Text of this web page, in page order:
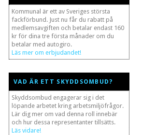
Kommunal är ett av Sveriges största
fackförbund. Just nu får du rabatt på
medlemsavgiften och betalar endast 160
kr för dina tre första månader om du
betalar med autogiro.
Läs mer om erbjudandet!
VAD ÄR ETT SKYDDSOMBUD?
Skyddsombud engagerar sig i det
löpande arbetet kring arbetsmiljöfrågor.
Lär dig mer om vad denna roll innebär
och hur dessa representanter tillsätts.
Läs vidare!